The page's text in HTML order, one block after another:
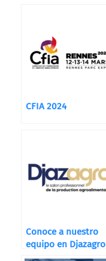
CFIA 2024
Conoce a nuestro
equipo en Djazagro